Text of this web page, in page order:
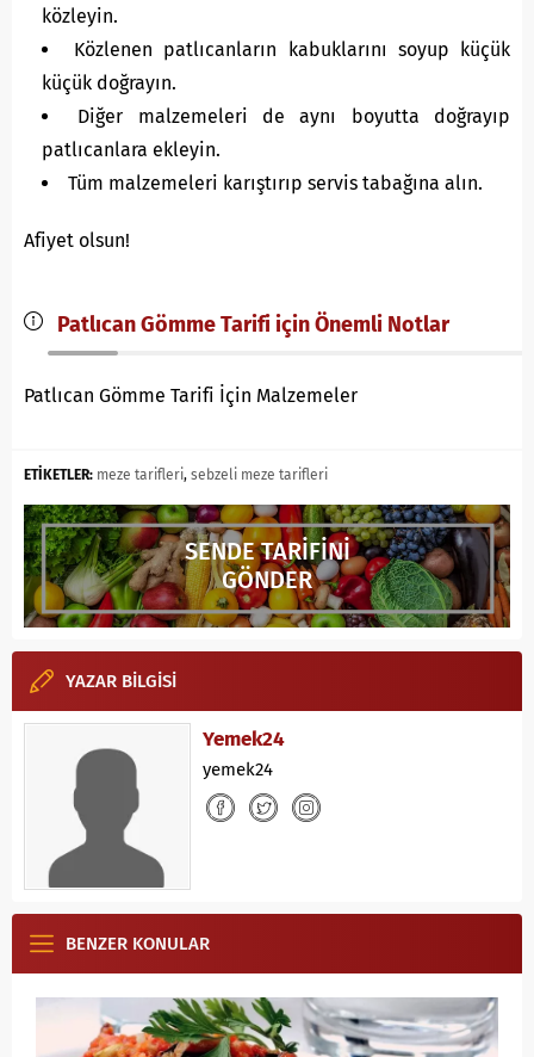
közleyin.
Közlenen patlıcanların kabuklarını soyup küçük
küçük doğrayın.
Diğer malzemeleri de aynı boyutta doğrayıp
patlıcanlara ekleyin.
Tüm malzemeleri karıştırıp servis tabağına alın.
Afiyet olsun!
Patlıcan Gömme Tarifi için Önemli Notlar
Patlıcan Gömme Tarifi İçin Malzemeler
ETİKETLER: meze tarifleri, sebzeli meze tarifleri
SENDE TARİFİNİ
GÖNDER
YAZAR BİLGİSİ
Yemek24
yemek24
BENZER KONULAR